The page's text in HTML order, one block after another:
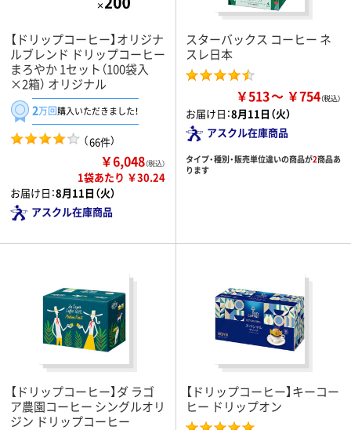
【ドリップコーヒー】オリジナ
ルブレンド ドリップコーヒー
まろやか 1セット（100袋入
×2箱） オリジナル
2万回購入いただきました！
（66件）
￥6,048（税込）
1袋あたり ￥30.24
お届け日：8月11日（火）
アスクル在庫商品
スターバックス コーヒー ネ
スレ日本
￥513 ￥754
お届け日：8月11日（火）
アスクル在庫商品
タイプ・種別・販売単位違いの商品が2商品あ
ります
【ドリップコーヒー】ダ ラゴ
ア農園コーヒー シングルオリ
ジン ドリップコーヒー
【ドリップコーヒー】キーコー
ヒー ドリップオン